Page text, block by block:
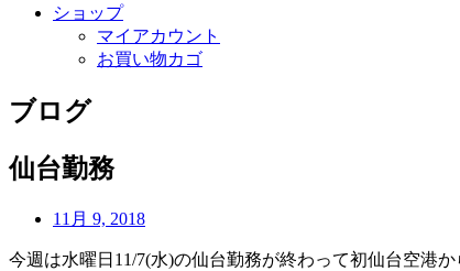
ショップ
マイアカウント
お買い物カゴ
ブログ
仙台勤務
11月 9, 2018
今週は水曜日11/7(水)の仙台勤務が終わって初仙台空港